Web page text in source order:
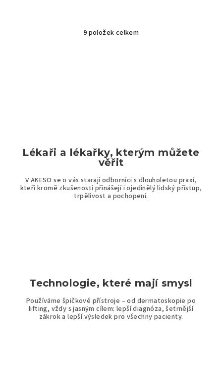
O
p
r
v
k
i
s
u
9 položek celkem
Lékaři a lékařky, kterým můžete
věřit
V AKESO se o vás starají odborníci s dlouholetou praxí,
kteří kromě zkušeností přinášejí i ojedinělý lidský přístup,
trpělivost a pochopení.
Technologie, které mají smysl
Používáme špičkové přístroje – od dermatoskopie po
lifting, vždy s jasným cílem: lepší diagnóza, šetrnější
zákrok a lepší výsledek pro všechny pacienty.